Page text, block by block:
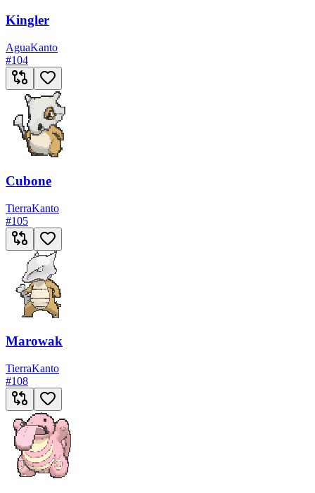
Kingler
AguaKanto
#104
Cubone
TierraKanto
#105
Marowak
TierraKanto
#108